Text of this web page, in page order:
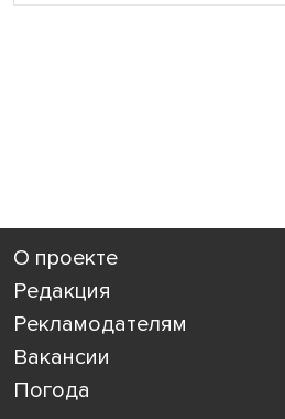
О проекте
Редакция
Рекламодателям
Вакансии
Погода